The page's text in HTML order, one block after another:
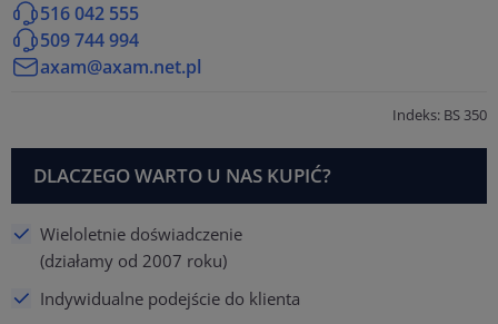
516 042 555
509 744 994
axam@axam.net.pl
Indeks: BS 350
DLACZEGO WARTO U NAS KUPIĆ?
Wieloletnie doświadczenie
(działamy od 2007 roku)
Indywidualne podejście do klienta